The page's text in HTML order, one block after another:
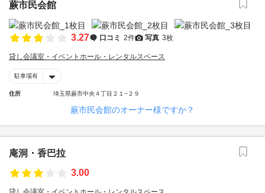
蕨市民会館
3.27 口コミ 2件 写真 3枚
貸し会議室・イベントホール・レンタルスペース
駐車場有
住所 埼玉県蕨市中央４丁目２１−２９
蕨市民会館のオーナー様ですか？
庵洞・香巴拉
3.00